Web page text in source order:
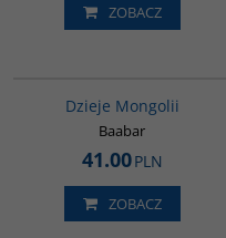
ZOBACZ
Dzieje Mongolii
Baabar
41.00PLN
ZOBACZ